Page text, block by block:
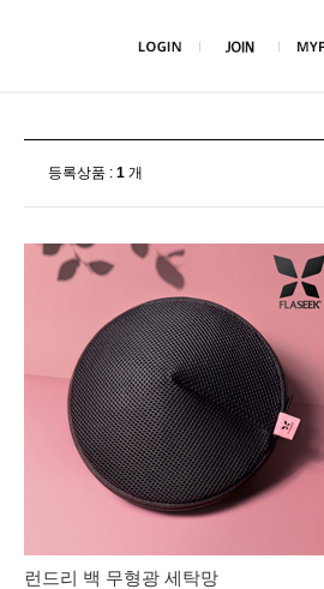
등록상품 : 1개
런드리 백 무형광 세탁망